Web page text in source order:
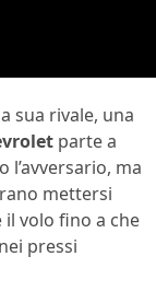
sua rivale, una
parte a
ma
mettersi
volo fino a che
pressi